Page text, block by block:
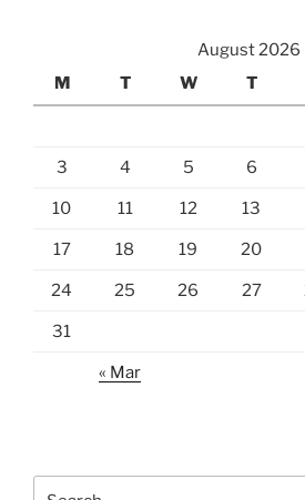
August 2026
M
T W T
3 4 5 6
10 11 12 13
17 18 19 20
24 25 26 27
31
« Mar